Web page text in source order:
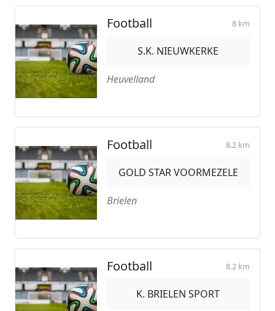
Football 8 km
S.K. NIEUWKERKE
Heuvelland
Football 8.2 km
GOLD STAR VOORMEZELE
Brielen
Football 8.2 km
K. BRIELEN SPORT